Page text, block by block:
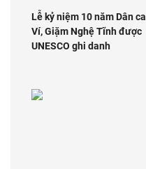
Lễ kỷ niệm 10 năm Dân ca
Ví, Giặm Nghệ Tĩnh được
UNESCO ghi danh